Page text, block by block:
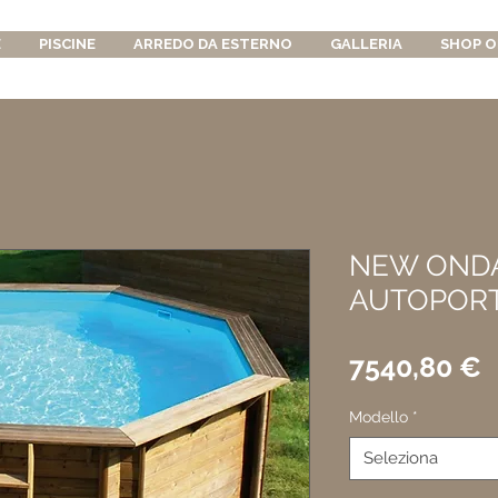
PISCINE ARREDO DA ESTERNO GALLERIA SHOP
NEW
7540,80 €
Modello *
Seleziona